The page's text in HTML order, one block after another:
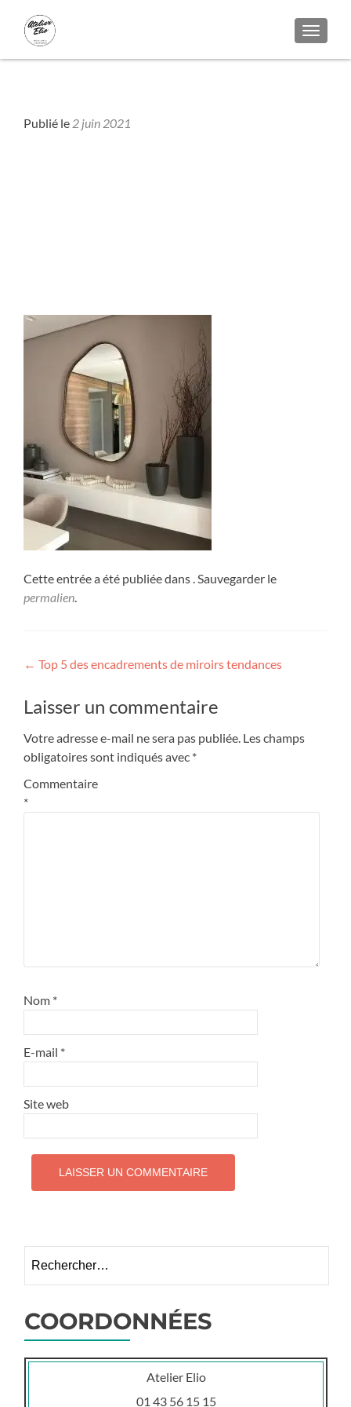
Publié le 2 juin 2021
Cette entrée a été publiée dans . Sauvegarder le
permalien.
Navigation
de
l’article
← Top 5 des encadrements de miroirs tendances
Laisser un commentaire
Votre adresse e-mail ne sera pas publiée. Les champs
obligatoires sont indiqués avec *
Commentaire
*
Nom *
E-mail *
Site web
COORDONNÉES
Atelier Elio
01 43 56 15 15